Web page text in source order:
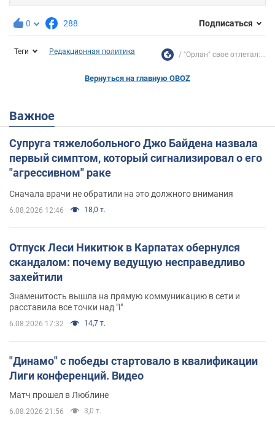
0 288 Подписаться
Теги Редакционная политика "Орлан" свое отлетал:...
Вернуться на главную OBOZ
Важное
Супруга тяжелобольного Джо Байдена назвала
первый симптом, который сигнализировал о его
"агрессивном" раке
Сначала врачи не обратили на это должного внимания
6.08.2026 12:46 18,0 т.
Отпуск Леси Никитюк в Карпатах обернулся
скандалом: почему ведущую несправедливо
захейтили
Знаменитость вышла на прямую коммуникацию в сети и
расставила все точки над "i"
6.08.2026 17:32 14,7 т.
"Динамо" с победы стартовало в квалификации
Лиги конференций. Видео
Матч прошел в Люблине
6.08.2026 21:56 3,0 т.